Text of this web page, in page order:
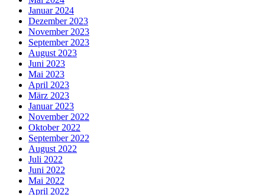
Januar 2024
Dezember 2023
November 2023
September 2023
August 2023
Juni 2023
Mai 2023
April 2023
März 2023
Januar 2023
November 2022
Oktober 2022
September 2022
August 2022
Juli 2022
Juni 2022
Mai 2022
April 2022